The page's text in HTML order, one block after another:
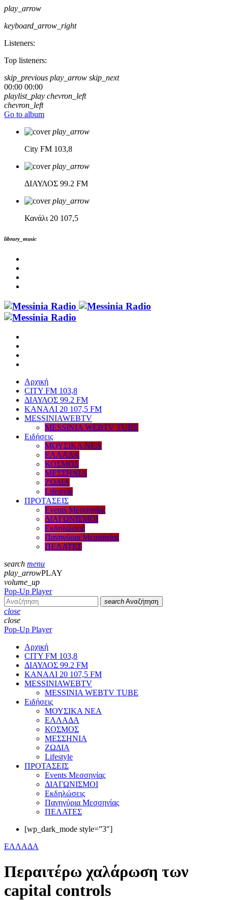
play_arrow
keyboard_arrow_right
Listeners:
Top listeners:
skip_previous play_arrow skip_next
00:00 00:00
playlist_play chevron_left
chevron_left
Go to album
play_arrow
City FM 103,8
play_arrow
ΔΙΑΥΛΟΣ 99.2 FM
play_arrow
Κανάλι 20 107,5
library_music
Αρχική
CITY FM 103,8
ΔΙΑΥΛΟΣ 99.2 FM
ΚΑΝΑΛΙ 20 107,5 FM
MESSINIAWEBTV
MESSINIA WEBTV TUBE
Eιδήσεις
ΜΟΥΣΙΚΑ ΝΕΑ
ΕΛΛΑΔΑ
ΚΟΣΜΟΣ
ΜΕΣΣΗΝΙΑ
ΖΩΔΙΑ
Lifestyle
ΠΡΟΤΑΣΕΙΣ
Events Μεσσηνίας
ΔΙΑΓΩΝΙΣΜΟΙ
Εκδηλώσεις
Πανηγύρια Μεσσηνίας
ΠΕΛΑΤΕΣ
search menu
play_arrowPLAY
volume_up
Pop-Up Player
search Αναζήτηση
close
close
Pop-Up Player
Αρχική
CITY FM 103,8
ΔΙΑΥΛΟΣ 99.2 FM
ΚΑΝΑΛΙ 20 107,5 FM
MESSINIAWEBTV
MESSINIA WEBTV TUBE
Eιδήσεις
ΜΟΥΣΙΚΑ ΝΕΑ
ΕΛΛΑΔΑ
ΚΟΣΜΟΣ
ΜΕΣΣΗΝΙΑ
ΖΩΔΙΑ
Lifestyle
ΠΡΟΤΑΣΕΙΣ
Events Μεσσηνίας
ΔΙΑΓΩΝΙΣΜΟΙ
Εκδηλώσεις
Πανηγύρια Μεσσηνίας
ΠΕΛΑΤΕΣ
[wp_dark_mode style=”3″]
ΕΛΛΑΔΑ
Περαιτέρω χαλάρωση των
capital controls